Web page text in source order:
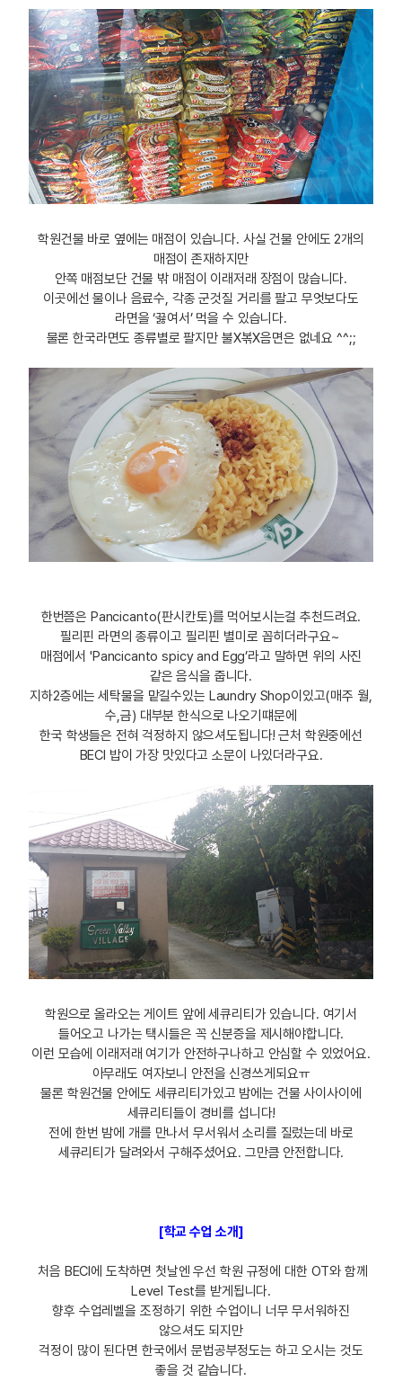
학원건물 바로 옆에는 매점이 있습니다. 사실 건물 안에도 2개의
매점이 존재하지만
안쪽 매점보단 건물 밖 매점이 이래저래 장점이 많습니다.
이곳에선 물이나 음료수, 각종 군것질 거리를 팔고 무엇보다도
라면을 ‘끓여서’ 먹을 수 있습니다.
물론 한국라면도 종류별로 팔지만 불X볶X음면은 없네요 ^^;;
한번쯤은 Pancicanto(판시칸토)를 먹어보시는걸 추천드려요.
필리핀 라면의 종류이고 필리핀 별미로 꼽히더라구요~
매점에서 'Pancicanto spicy and Egg’라고 말하면 위의 사진
같은 음식을 줍니다.
지하2층에는 세탁물을 맡길수있는 Laundry Shop이있고(매주 월,
수,금) 대부분 한식으로 나오기떄문에
한국 학생들은 전혀 걱정하지 않으셔도됩니다! 근처 학원중에선
BECI 밥이 가장 맛있다고 소문이 나있더라구요.
학원으로 올라오는 게이트 앞에 세큐리티가 있습니다. 여기서
들어오고 나가는 택시들은 꼭 신분증을 제시해야합니다.
이런 모습에 이래저래 여기가 안전하구나하고 안심할 수 있었어요.
아무래도 여자보니 안전을 신경쓰게되요ㅠ
물론 학원건물 안에도 세큐리티가있고 밤에는 건물 사이사이에
세큐리티들이 경비를 섭니다!
전에 한번 밤에 개를 만나서 무서워서 소리를 질렀는데 바로
세큐리티가 달려와서 구해주셨어요. 그만큼 안전합니다.
[학교 수업 소개]
처음 BECI에 도착하면 첫날엔 우선 학원 규정에 대한 OT와 함께
Level Test를 받게됩니다.
향후 수업레벨을 조정하기 위한 수업이니 너무 무서워하진
않으셔도 되지만
걱정이 많이 된다면 한국에서 문법공부정도는 하고 오시는 것도
좋을 것 같습니다.